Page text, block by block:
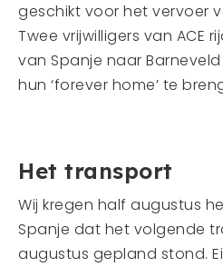
geschikt voor het vervoer
Twee vrijwilligers van ACE
van Spanje naar
hun ‘forever home’ te
Het transport
Wij kregen half augustus
Spanje dat het volgende
augustus gepland stond.